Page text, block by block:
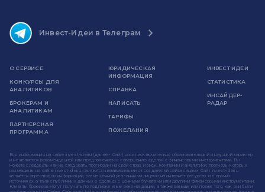
Инвест-Идеи в Телеграм
О СЕРВИСЕ
КОНКУРСЫ ДЛЯ
АНАЛИТИКОВ
БРОКЕРАМ И
АНАЛИТИКАМ
ПАРТНЕРСКАЯ
ПРОГРАММА
ЮРИДИЧЕСКАЯ
ИНФОРМАЦИЯ
СПРАВКА
НАПИСАТЬ
ТАРИФЫ
ПОЖЕЛАНИЯ
ИНВЕСТ ИДЕИ
СТАТИСТИКА
ИНСАЙДЕР-
РАДАР
Вся информация на сайте invest-idei.ru (далее - Сайт) носит исключительно образовательный и научный характер
и не является рекомендацией или предложением к совершению сделок с финансовыми инструментами. Вы
можете следовать или не следовать прогнозам на свой страх и риск. Компании и аналитики, прогнозы которых
размещены на сайте invest-idei.ru, являются независимыми от создателей сайта лицами. Сайт invest-idei.ru
является агрегатором информации, размещенной указанными лицами на интернет-ресурсах и в прочих
источниках, а также публичных данных о сделках с ценными бумагами или другими финансовыми инструментами.
Клиенты брокеров могут получать по подписке иные рекомендации, а также раньше или позже того, как они были